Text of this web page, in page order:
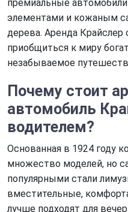
премиальные
элементами и кожаным
дерева. Аренда Крайслер
приобщиться к миру
незабываемое
Почему стоит
автомобиль
водителем?
Основанная в 1924 году
множество моделей, но
популярными стали
вместительные,
лучше подходят для